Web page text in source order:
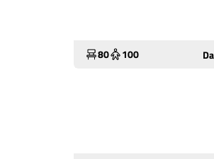
80 100 Da